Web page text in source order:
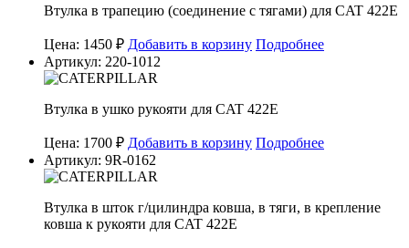
Втулка в трапецию (соединение с тягами) для CAT 422E
Цена: 1450 ₽ Добавить в корзину Подробнее
Артикул: 220-1012
Втулка в ушко рукояти для CAT 422E
Цена: 1700 ₽ Добавить в корзину Подробнее
Артикул: 9R-0162
Втулка в шток г/цилиндра ковша, в тяги, в крепление
ковша к рукояти для CAT 422E